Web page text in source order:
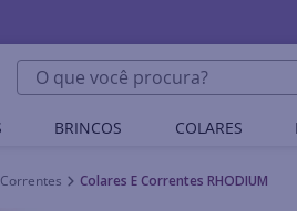
O que você procura?
BRINCOS COLARES
Colares E Correntes RHODIUM